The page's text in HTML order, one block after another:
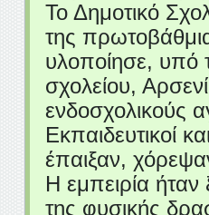
Το Δημοτικό
της
υλοποίησε, υπό
σχολείου,
ενδοσχολικούς
Εκπαιδευτικοί
έπαιξαν,
Η εμπειρία
της φυσικής